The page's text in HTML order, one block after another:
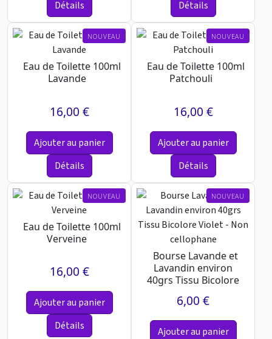
Détails Détails
NOUVEAU
Eau de Toilette 100ml
Lavande
16,00 €
Ajouter au panier
Détails
NOUVEAU
Eau de Toilette 100ml
Patchouli
16,00 €
Ajouter au panier
Détails
NOUVEAU
Eau de Toilette 100ml
Verveine
16,00 €
Ajouter au panier
Détails
NOUVEAU
Bourse Lavande et
Lavandin environ
40grs Tissu Bicolore
cellophane
6,00 €
Ajouter au panier